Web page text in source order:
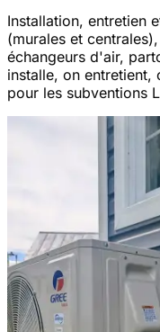
Installation, entretien
(murales et
échangeurs d'air,
installe, on
pour les subventions